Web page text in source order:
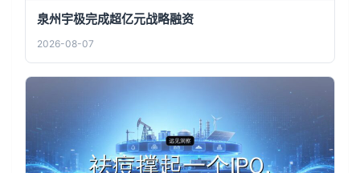
泉州宇极完成超亿元战略融资
2026-08-07